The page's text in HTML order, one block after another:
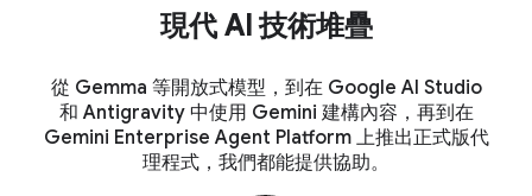
現代 AI 技術堆疊
從 Gemma 等開放式模型，到在 Google AI Studio
和 Antigravity 中使用 Gemini 建構內容，再到在
Gemini Enterprise Agent Platform 上推出正式版代
理程式，我們都能提供協助。